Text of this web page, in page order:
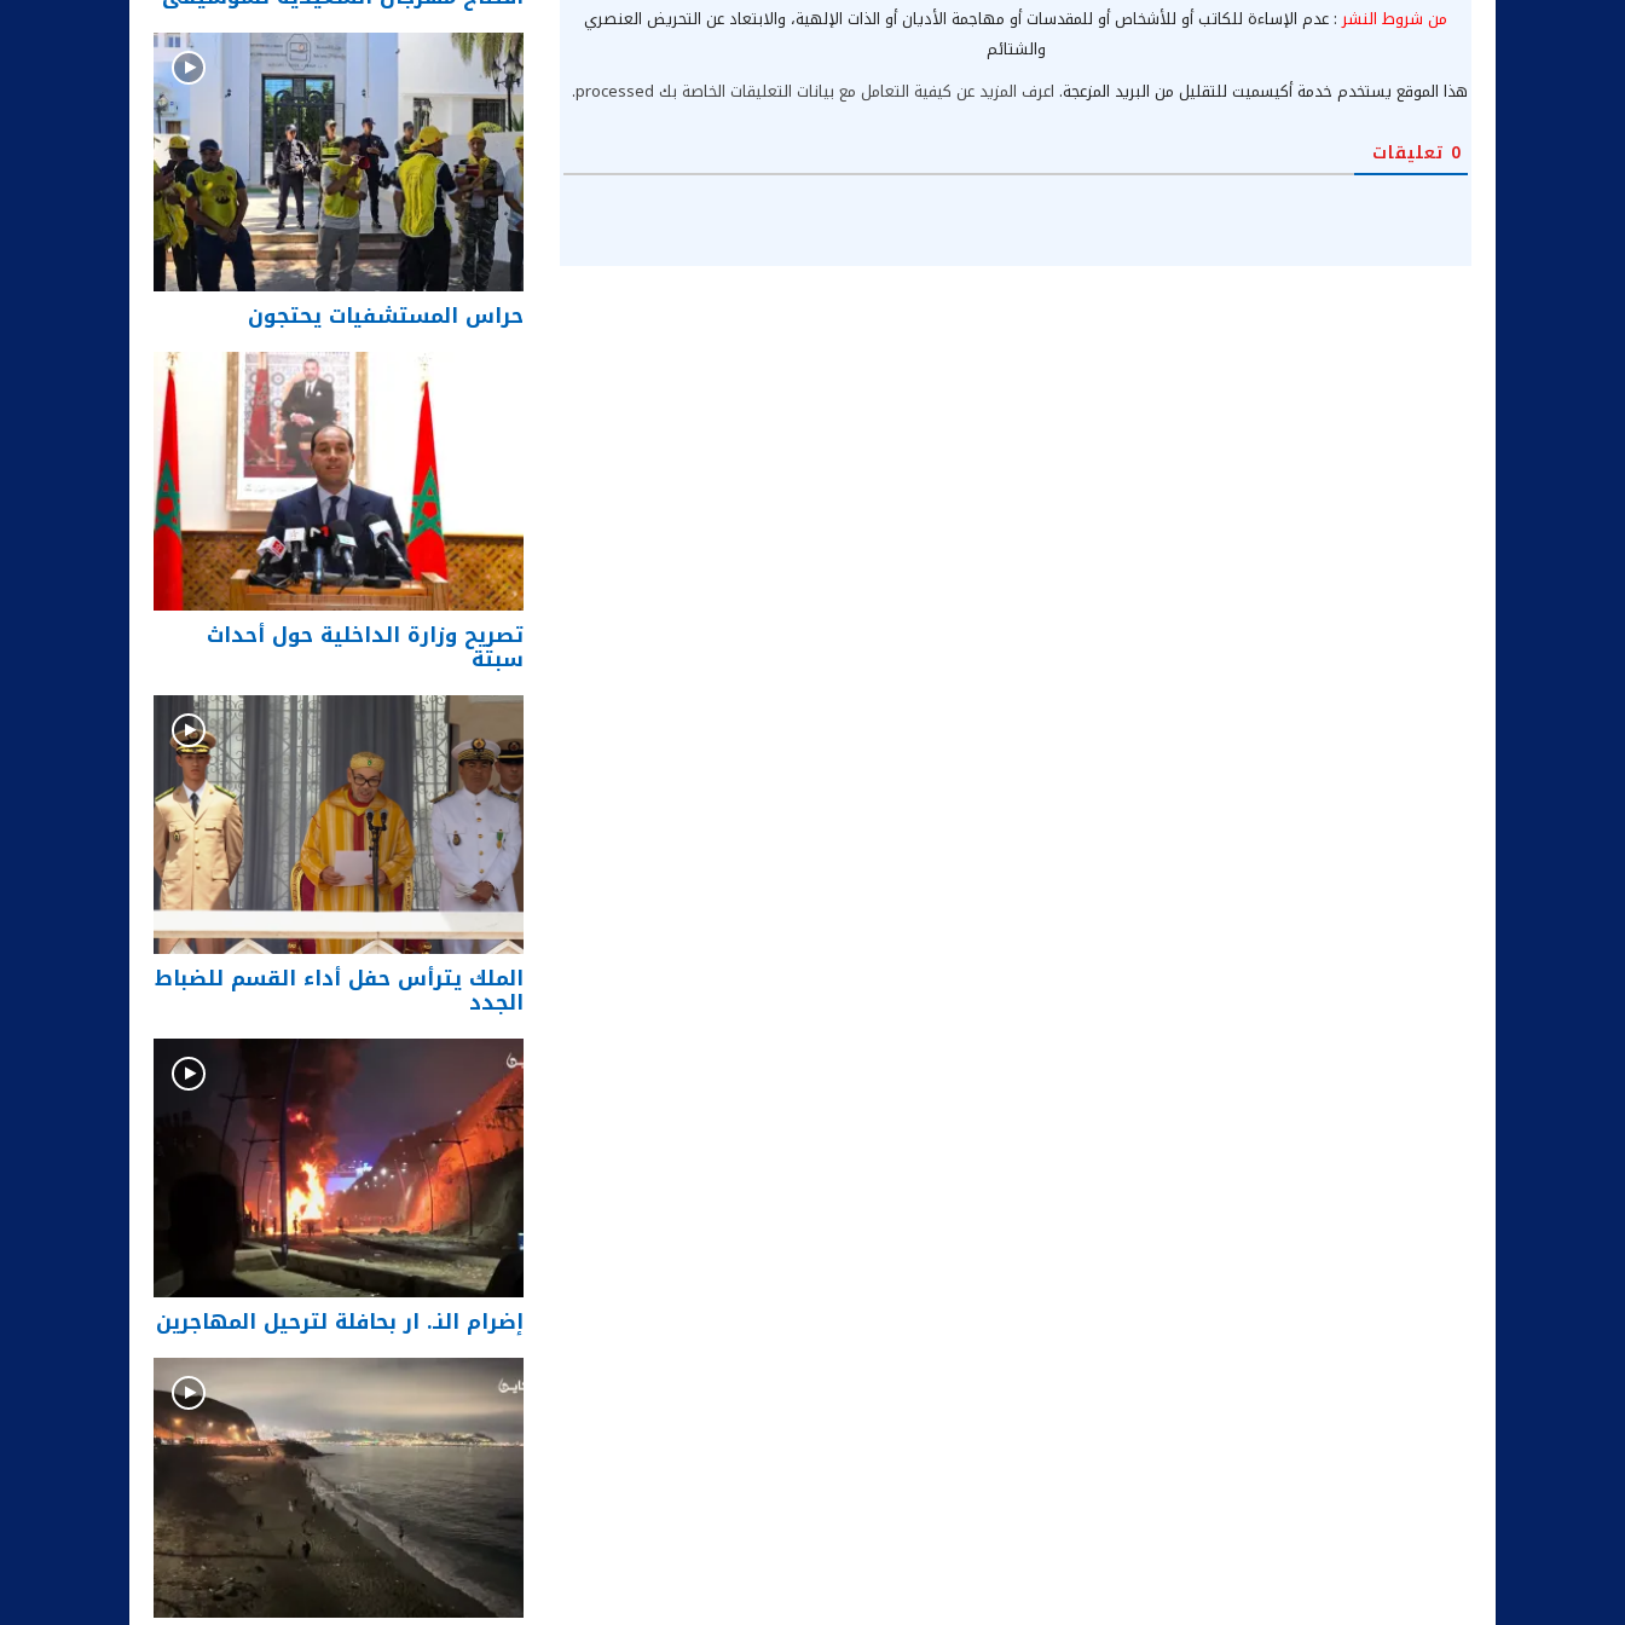
من شروط النشر: عدم الإساءة للكاتب أو للأشخاص أو للمقدسات أو مهاجمة الأديان أو الذات الإلهية، والابتعاد عن التحريض العنصري
والشتائم
هذا الموقع يستخدم خدمة أكيسميت للتقليل من البريد المزعجة. اعرف المزيد عن كيفية التعامل مع بيانات التعليقات الخاصة بك processed .
0 تعليقات
حراس المستشفيات يحتجون
تصريح وزارة الداخلية حول أحداث
سبتة
الملك يترأس حفل أداء القسم للضباط
الجدد
إضرام النـ. ار بحافلة لترحيل المهاجرين